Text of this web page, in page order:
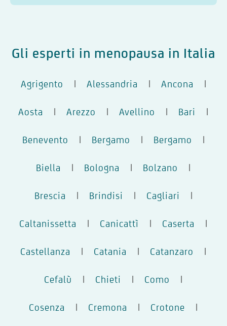
Gli esperti in menopausa in Italia
Agrigento | Alessandria | Ancona |
Aosta | Arezzo | Avellino | Bari |
Benevento | Bergamo | Bergamo |
Biella | Bologna | Bolzano |
Brescia | Brindisi | Cagliari |
Caltanissetta | Canicattì | Caserta |
Castellanza | Catania | Catanzaro |
Cefalù | Chieti | Como |
Cosenza | Cremona | Crotone |